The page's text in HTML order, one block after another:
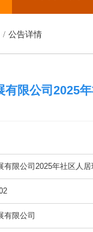
/ 公告详情